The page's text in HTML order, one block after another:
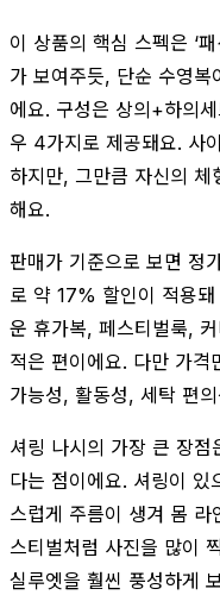
이 상품의 핵심 스펙은 ‘
가 보여주듯, 단순 수영복
에요. 구성은 상의+하의
우 4가지로 제공돼요. 사
하지만, 그만큼 자신의
해요.
판매가 기준으로 보면 정
로 약 17% 할인이 적용
운 휴가복, 페스티벌룩,
적은 편이에요. 다만 가격
가능성, 활동성, 세탁 편
셔링 나시의 가장 큰 장
다는 점이에요. 셔링이 있
스럽게 주름이 생겨 몸 라
스티벌처럼 사진을 많이
실루엣을 훨씬 풍성하게